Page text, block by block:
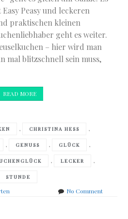
Peasy und leckeren
praktischen kleinen
geht es weiter.
– hier wird man
mal blitzschnell sein muss,
READ MORE
, CHRISTINA HESS ,
, GENUSS , GLÜCK ,
, LECKER ,
STUNDE
No Commenton